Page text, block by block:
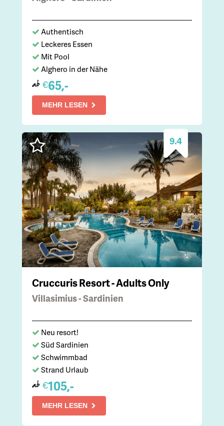
Authentisch
Leckeres Essen
Mit Pool
Alghero in der Nähe
ab €65,-
MEHR LESEN
9.4
Cruccuris Resort - Adults Only
Villasimius - Sardinien
Neu resort!
Süd Sardinien
Schwimmbad
Strand Urlaub
ab €105,-
MEHR LESEN